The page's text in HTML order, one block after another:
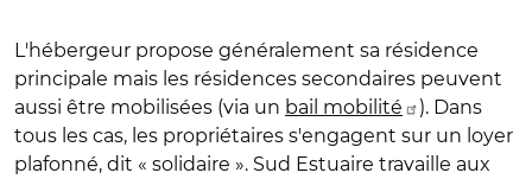
L'hébergeur propose généralement sa résidence
principale mais les résidences secondaires peuvent
aussi être mobilisées (via un bail mobilité
). Dans
tous les cas, les propriétaires s'engagent sur un loyer
plafonné, dit « solidaire ». Sud Estuaire travaille aux